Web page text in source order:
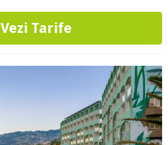
Vezi Tarife